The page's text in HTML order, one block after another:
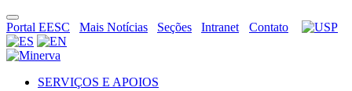
Portal EESC Mais Notícias Seções Intranet Contato
SERVIÇOS E APOIOS